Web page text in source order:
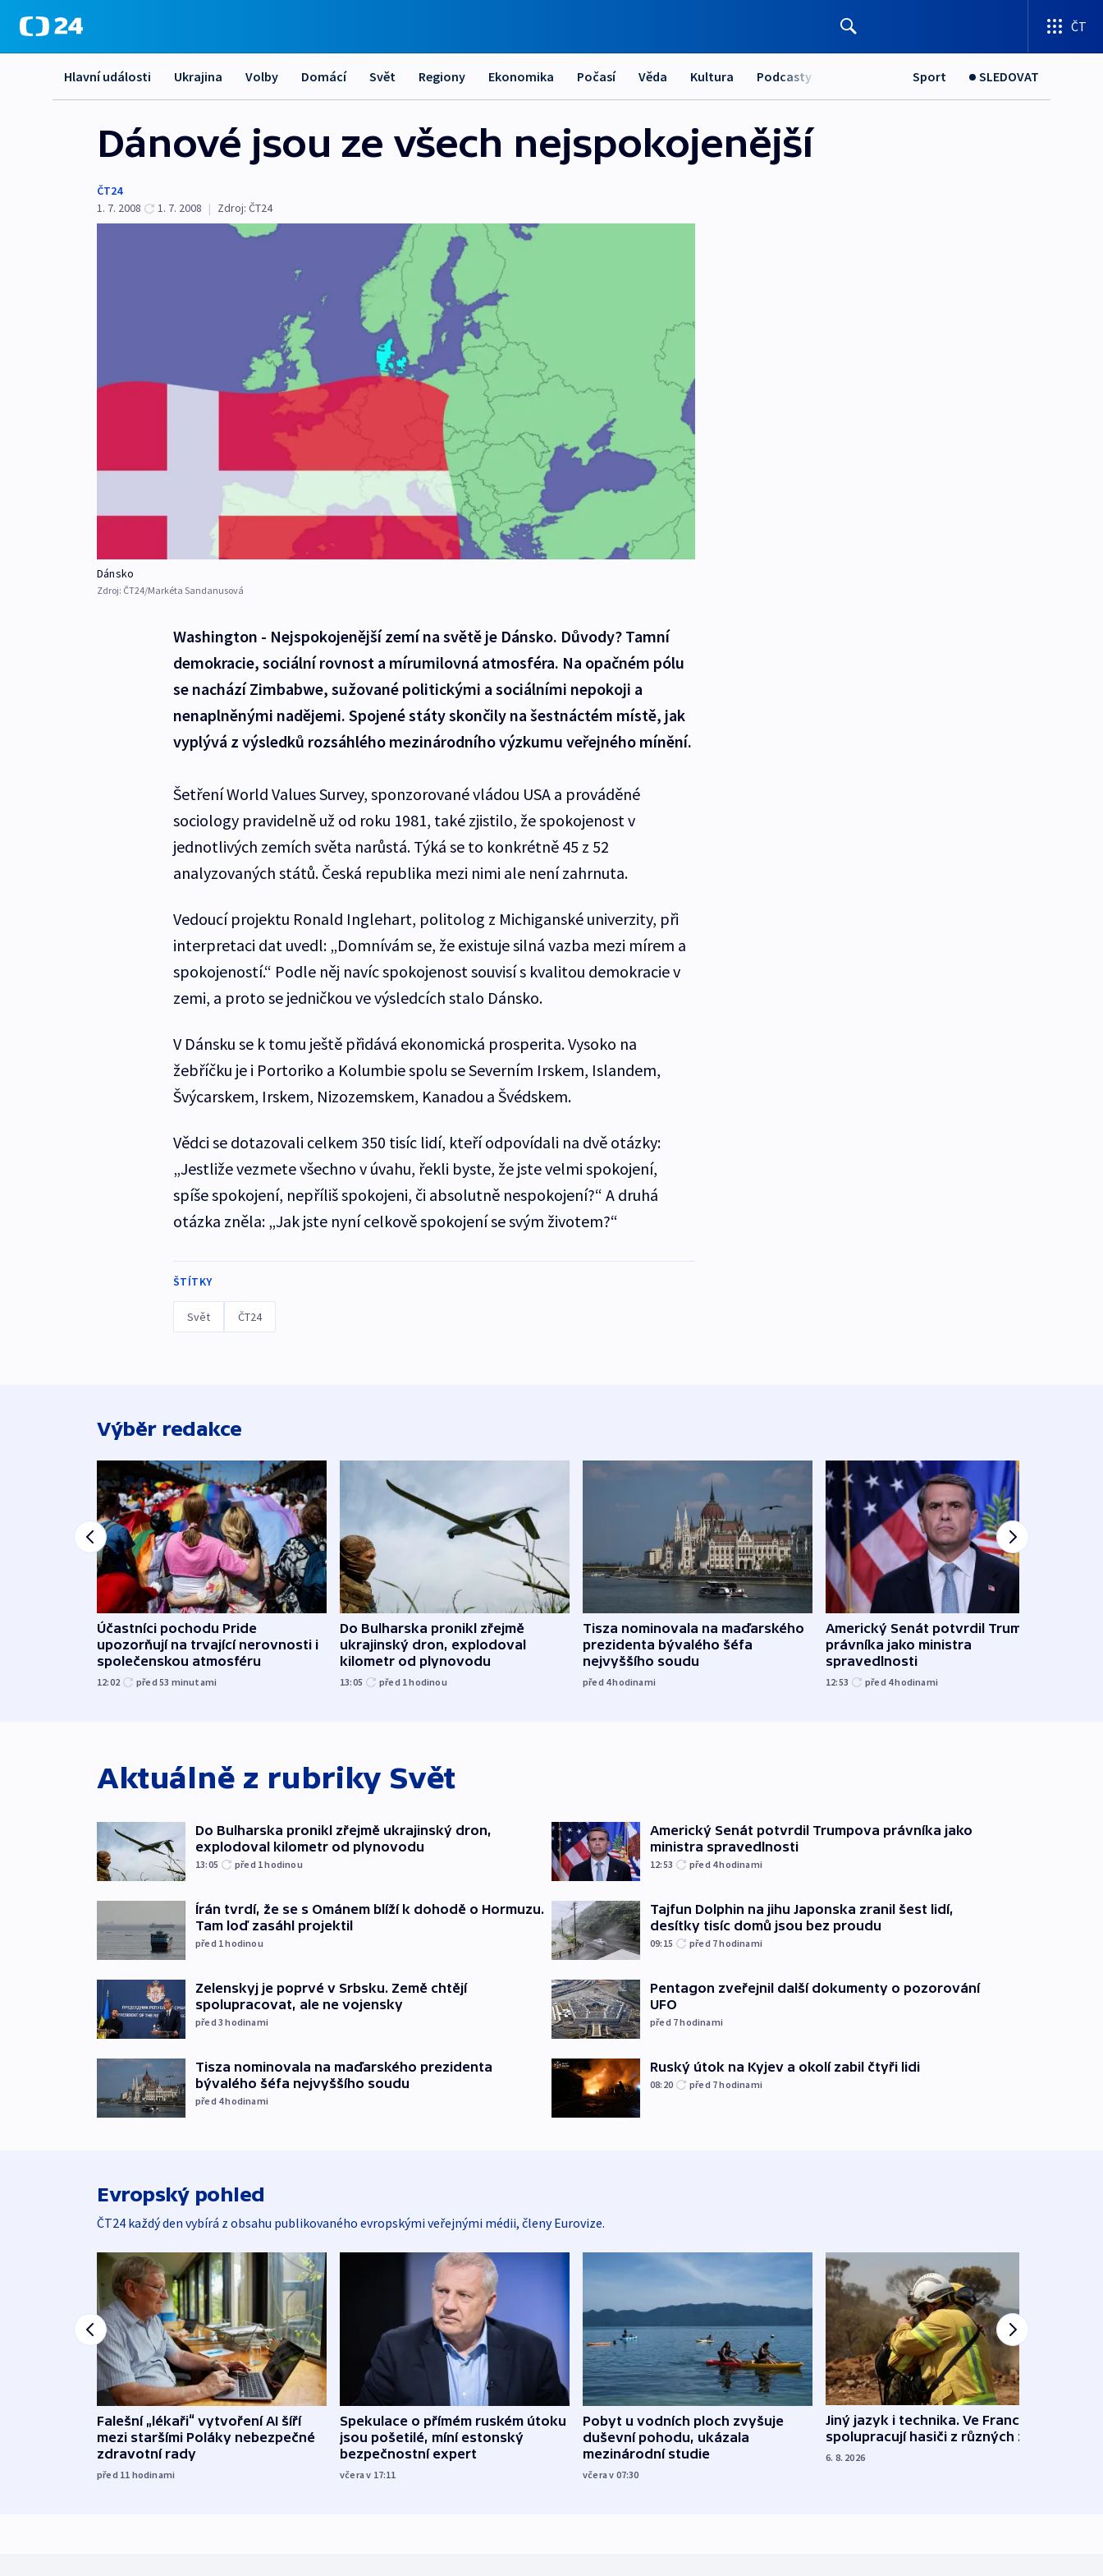
ČT
Hlavní události Ukrajina Volby Domácí Svět Regiony Ekonomika Počasí Věda Kultura Podcasty Sport SLEDOVAT
Dánové jsou ze všech nejspokojenější
ČT24
1. 7. 2008
1. 7. 2008 | Zdroj: ČT24
Dánsko
Zdroj: ČT24/Markéta Sandanusová
Washington - Nejspokojenější zemí na světě je Dánsko. Důvody? Tamní
demokracie, sociální rovnost a mírumilovná atmosféra. Na opačném pólu
se nachází Zimbabwe, sužované politickými a sociálními nepokoji a
nenaplněnými nadějemi. Spojené státy skončily na šestnáctém místě, jak
vyplývá z výsledků rozsáhlého mezinárodního výzkumu veřejného mínění.
Šetření World Values Survey, sponzorované vládou USA a prováděné
sociology pravidelně už od roku 1981, také zjistilo, že spokojenost v
jednotlivých zemích světa narůstá. Týká se to konkrétně 45 z 52
analyzovaných států. Česká republika mezi nimi ale není zahrnuta.
Vedoucí projektu Ronald Inglehart, politolog z Michiganské univerzity, při
interpretaci dat uvedl: „Domnívám se, že existuje silná vazba mezi mírem a
spokojeností.“ Podle něj navíc spokojenost souvisí s kvalitou demokracie v
zemi, a proto se jedničkou ve výsledcích stalo Dánsko.
V Dánsku se k tomu ještě přidává ekonomická prosperita. Vysoko na
žebříčku je i Portoriko a Kolumbie spolu se Severním Irskem, Islandem,
Švýcarskem, Irskem, Nizozemskem, Kanadou a Švédskem.
Vědci se dotazovali celkem 350 tisíc lidí, kteří odpovídali na dvě otázky:
„Jestliže vezmete všechno v úvahu, řekli byste, že jste velmi spokojení,
spíše spokojení, nepříliš spokojeni, či absolutně nespokojení?“ A druhá
otázka zněla: „Jak jste nyní celkově spokojení se svým životem?“
ŠTÍTKY
Svět ČT24
Výběr redakce
Účastníci pochodu Pride
upozorňují na trvající nerovnosti i
společenskou atmosféru
12:02 před 53 minutami
Do Bulharska pronikl zřejmě
ukrajinský dron, explodoval
kilometr od plynovodu
13:05 před 1hodinou
Tisza nominovala na maďarského
prezidenta bývalého šéfa
nejvyššího soudu
před 4hodinami
Americký Senát potvrdil Trumpova
právníka jako ministra
spravedlnosti
12:53 před 4hodinami
Aktuálně z rubriky Svět
Do Bulharska pronikl zřejmě ukrajinský dron,
explodoval kilometr od plynovodu
13:05 před 1hodinou
Írán tvrdí, že se s Ománem blíží k dohodě o Hormuzu.
Tam loď zasáhl projektil
před 1hodinou
Zelenskyj je poprvé v Srbsku. Země chtějí
spolupracovat, ale ne vojensky
před 3hodinami
Tisza nominovala na maďarského prezidenta
bývalého šéfa nejvyššího soudu
před 4hodinami
Americký Senát potvrdil Trumpova právníka jako
ministra spravedlnosti
12:53 před 4hodinami
Tajfun Dolphin na jihu Japonska zranil šest lidí,
desítky tisíc domů jsou bez proudu
09:15 před 7hodinami
Pentagon zveřejnil další dokumenty o pozorování
UFO
před 7hodinami
Ruský útok na Kyjev a okolí zabil čtyři lidi
08:20 před 7hodinami
Evropský pohled
ČT24 každý den vybírá z obsahu publikovaného evropskými veřejnými médii, členy Eurovize.
Falešní „lékaři“ vytvoření AI šíří
mezi staršími Poláky nebezpečné
zdravotní rady
před 11 hodinami
Spekulace o přímém ruském útoku
jsou pošetilé, míní estonský
bezpečnostní expert
včera v 17:11
Pobyt u vodních ploch zvyšuje
duševní pohodu, ukázala
mezinárodní studie
včera v 07:30
Jiný jazyk i technika. Ve Francii
spolupracují hasiči z různých zemí
6. 8. 2026